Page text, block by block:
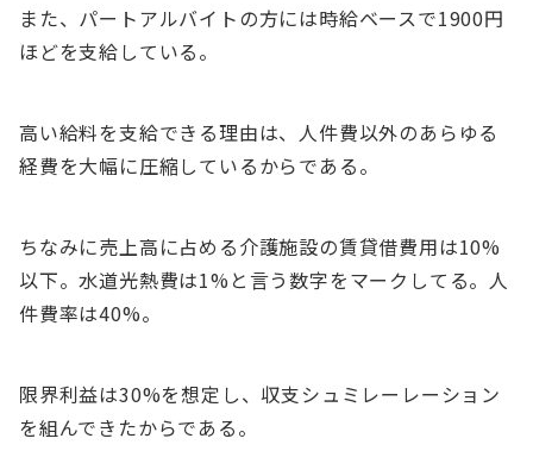
また、パートアルバイトの方には時給ベースで1900円
ほどを支給している。
高い給料を支給できる理由は、人件費以外のあらゆる
経費を大幅に圧縮しているからである。
ちなみに売上高に占める介護施設の賃貸借費用は10%
以下。水道光熱費は1%と言う数字をマークしてる。人
件費率は40%。
限界利益は30%を想定し、収支シュミレーレーション
を組んできたからである。